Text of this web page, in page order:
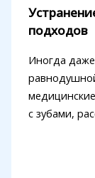
подходов
Иногда даже
с зубами,